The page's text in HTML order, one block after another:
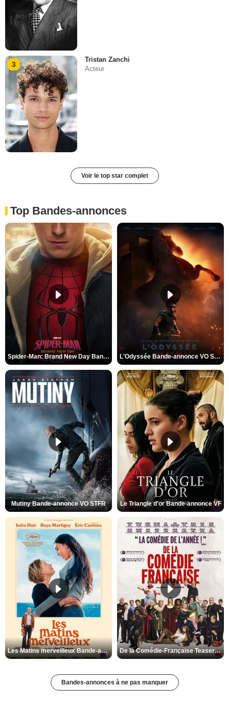
3
Tristan Zanchi
Acteur
Voir le top star complet
Top Bandes-annonces
Spider-Man: Brand New Day Bande-annonce VO STFR L'Odyssée Bande-annonce VO STFR
Mutiny Bande-annonce VO STFR Le Triangle d'or Bande-annonce VF
Les Matins merveilleux Bande-annonce VF De la Comédie-Française Teaser VF
Bandes-annonces à ne pas manquer